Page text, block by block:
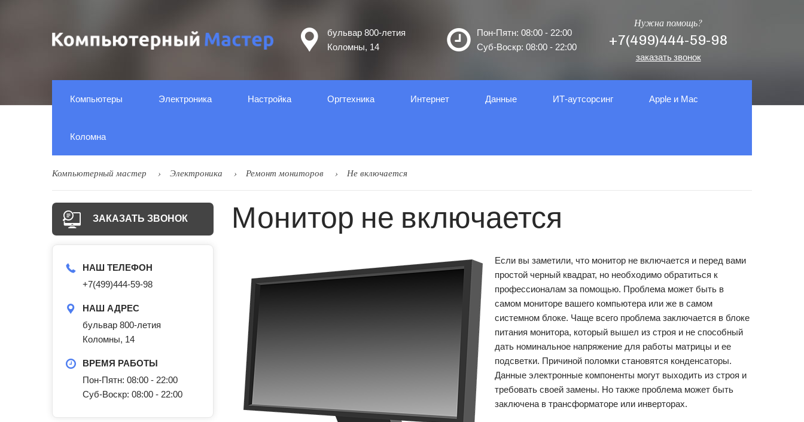
бульвар 800-летия
Коломны, 14
Пон-Пятн: 08:00 - 22:00
Суб-Воскр: 08:00 - 22:00
Нужна помощь?
+7(499)444-59-98
заказать звонок
Компьютеры Электроника Настройка Оргтеxника Интернет Данные ИТ-аутсорсинг Apple и Mac
Коломна
Компьютерный мастер Электроника Ремонт мониторов Не включается
ЗАКАЗАТЬ ЗВОНОК
НАШ ТЕЛЕФОН
+7(499)444-59-98
НАШ АДРЕС
бульвар 800-летия
Коломны, 14
ВРЕМЯ РАБОТЫ
Пон-Пятн: 08:00 - 22:00
Суб-Воскр: 08:00 - 22:00
Монитор не включается
Если вы заметили, что монитор не включается и перед вами
простой черный квадрат, но необходимо обратиться к
профессионалам за помощью. Проблема может быть в
самом мониторе вашего компьютера или же в самом
системном блоке. Чаще всего проблема заключается в блоке
питания монитора, который вышел из строя и не способный
дать номинальное напряжение для работы матрицы и ее
подсветки. Причиной поломки становятся конденсаторы.
Данные электронные компоненты могут выходить из строя и
требовать своей замены. Но также проблема может быть
заключена в трансформаторе или инверторах.